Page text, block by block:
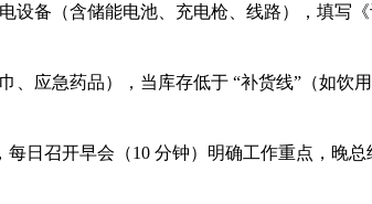
设备（含储能电池、充电枪、线路），填写
应急药品），当库存低于 “补货线”（如饮
日召开早会（10 分钟）明确工作重点，晚总